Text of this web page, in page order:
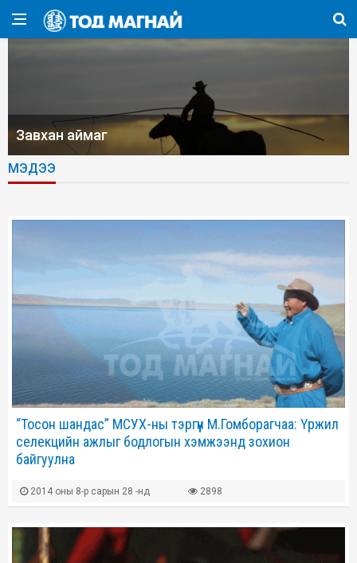
Завхан аймаг
МЭДЭЭ
“Тосон шандас” МСУХ-ны тэргүүн М.Гомборагчаа: Үржил
селекцийн ажлыг бодлогын хэмжээнд зохион
байгуулна
2014 оны 8-р сарын 28 -нд 2898